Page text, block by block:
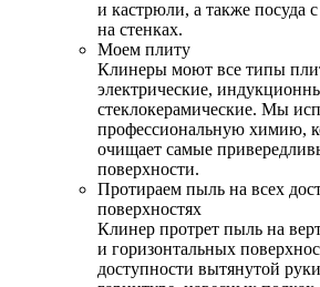
и кастрюли, а также посуда
на стенках.
Моем плиту
Клинеры моют все типы
электрические,
стеклокерамические. Мы
профессиональную химию,
очищает самые
поверхности.
Протираем пыль на всех
поверхностях
Клинер протрет пыль на
и горизонтальных
доступности вытянутой